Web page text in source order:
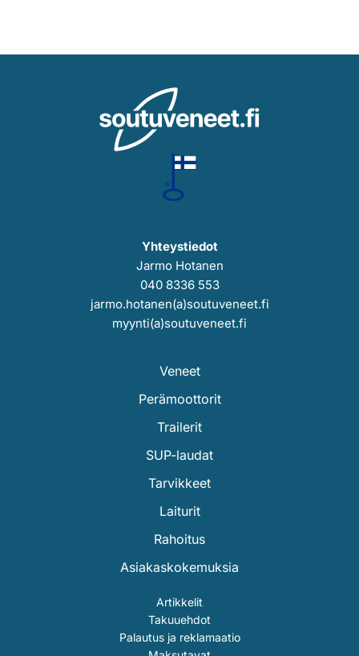
Yhteystiedot
Jarmo Hotanen
040 8336 553
jarmo.hotanen(a)soutuveneet.fi
myynti(a)soutuveneet.fi
Veneet
Perämoottorit
Trailerit
SUP-laudat
Tarvikkeet
Laiturit
Rahoitus
Asiakaskokemuksia
Artikkelit
Takuuehdot
Palautus ja reklamaatio